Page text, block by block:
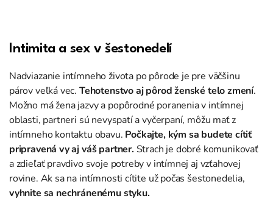
Intimita a sex v šestonedelí
Nadviazanie intímneho života po pôrode je pre väčšinu
párov veľká vec. Tehotenstvo aj pôrodženské telo zmení.
Možno má žena jazvy a popôrodné poranenia v intímnej
oblasti, partneri sú nevyspatí a vyčerpaní, môžu mať z
intímneho kontaktu obavu. Počkajte, kým sa budete cítiť
pripravená vy aj váš partner. Strach je dobré komunikovať
a zdieľať pravdivo svoje potreby v intímnej aj vzťahovej
rovine. Ak sa na intímnosti cítite už počas šestonedelia,
vyhnite sa nechránenému styku.